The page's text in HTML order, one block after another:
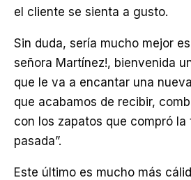
el cliente se sienta a gusto.
Sin duda, sería mucho mejor
señora Martínez!, bienvenida
que le va a encantar una
que acabamos de recibir,
con los zapatos que compró la
pasada”.
Este último es mucho más